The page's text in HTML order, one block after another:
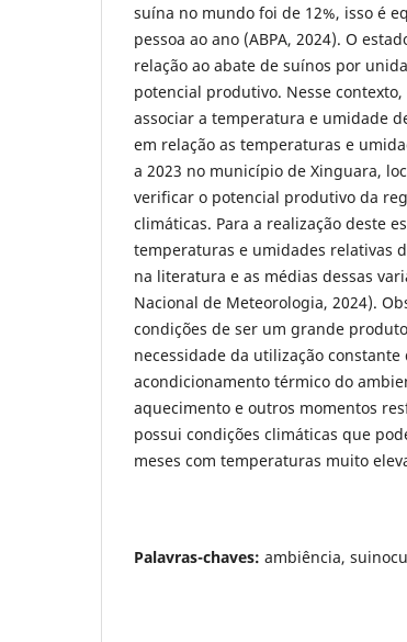
suína no mundo foi de 12%, isso é
pessoa ao ano (ABPA, 2024). O
relação ao abate de suínos por
potencial produtivo. Nesse
associar a temperatura e umidade
em relação as temperaturas e
a 2023 no município de Xinguara,
verificar o potencial produtivo da
climáticas. Para a realização deste
temperaturas e umidades relativas
na literatura e as médias dessas
Nacional de Meteorologia, 2024).
condições de ser um grande
necessidade da utilização
acondicionamento térmico do
aquecimento e outros momentos
possui condições climáticas que
meses com temperaturas muito
Palavras-chaves: ambiência,